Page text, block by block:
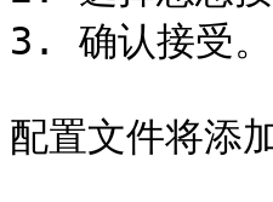
3. 确认接受。
配置文件将添